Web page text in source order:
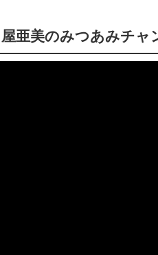
亜美のみつあみチャ